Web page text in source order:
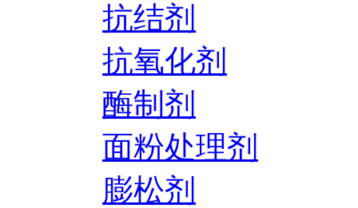
抗结剂
抗氧化剂
酶制剂
面粉处理剂
膨松剂